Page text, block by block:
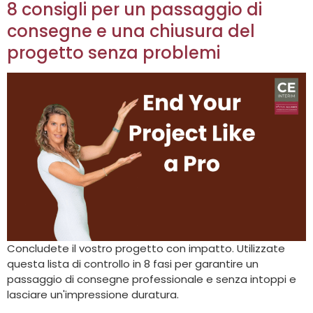
8 consigli per un passaggio di
consegne e una chiusura del
progetto senza problemi
Concludete il vostro progetto con impatto. Utilizzate
questa lista di controllo in 8 fasi per garantire un
passaggio di consegne professionale e senza intoppi e
lasciare un'impressione duratura.